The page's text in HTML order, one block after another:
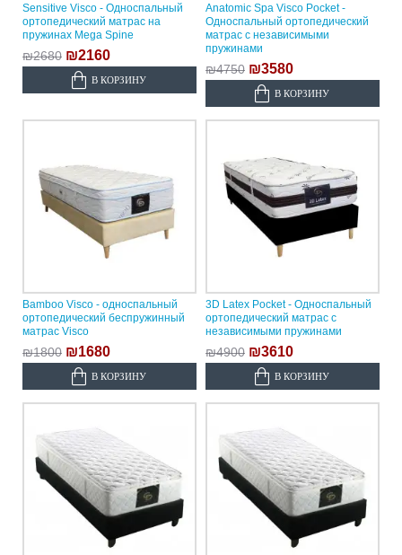
Sensitive Visco - Односпальный
ортопедический матрас на
пружинах Mega Spine
₪2680 ₪2160
В КОРЗИНУ
Anatomic Spa Visco Pocket -
Односпальный ортопедический
матрас с независимыми
пружинами
₪4750 ₪3580
В КОРЗИНУ
Bamboo Visco - односпальный
ортопедический беспружинный
матрас Visco
₪1800 ₪1680
В КОРЗИНУ
3D Latex Pocket - Односпальный
ортопедический матрас с
независимыми пружинами
₪4900 ₪3610
В КОРЗИНУ